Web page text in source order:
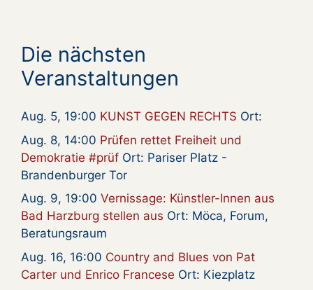
Die nächsten
Veranstaltungen
Aug. 5, 19:00 KUNST GEGEN RECHTS Ort:
Aug. 8, 14:00 Prüfen rettet Freiheit und
Demokratie #prüf Ort: Pariser Platz -
Brandenburger Tor
Aug. 9, 19:00 Vernissage: Künstler-Innen aus
Bad Harzburg stellen aus Ort: Möca, Forum,
Beratungsraum
Aug. 16, 16:00 Country and Blues von Pat
Carter und Enrico Francese Ort: Kiezplatz